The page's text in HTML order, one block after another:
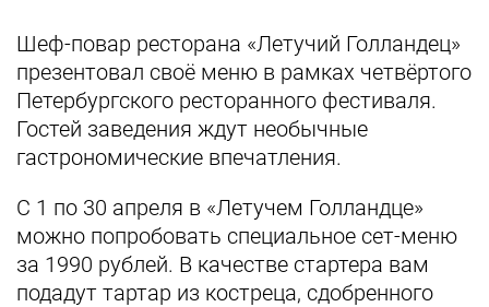
Шеф-повар ресторана «Летучий Голландец»
презентовал своё меню в рамках четвёртого
Петербургского ресторанного фестиваля.
Гостей заведения ждут необычные
гастрономические впечатления.
С 1 по 30 апреля в «Летучем Голландце»
можно попробовать специальное сет-меню
за 1990 рублей. В качестве стартера вам
подадут тартар из костреца, сдобренного